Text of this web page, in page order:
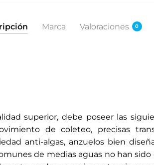
Marca Valoraciones 0
superior, debe poseer las
de coleteo, precisas
anti-algas, anzuelos bien
de medias aguas no han